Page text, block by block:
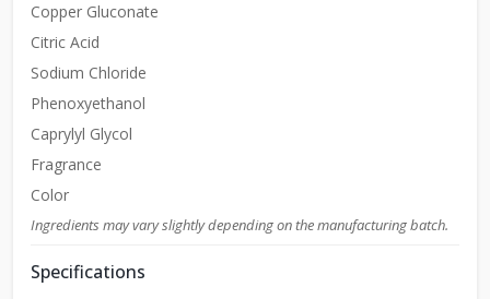
Copper Gluconate
Citric Acid
Sodium Chloride
Phenoxyethanol
Caprylyl Glycol
Fragrance
Color
Ingredients may vary slightly depending on the manufacturing batch.
Specifications